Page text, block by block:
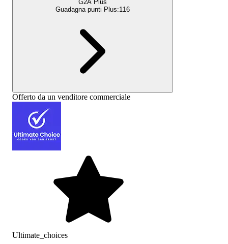
G2A Plus
Guadagna punti Plus:116
Offerto da un venditore commerciale
Ultimate_choices